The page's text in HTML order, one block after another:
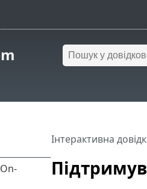
Інтерактивна